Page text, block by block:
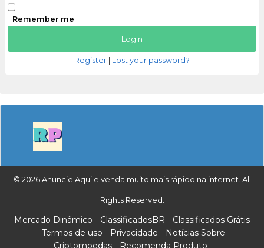
Remember me
Register Lost your password?
© 2026 Anuncie Aqui e venda muito mais rápido na internet. All
Rights Reserved.
Mercado Dinâmico ClassificadosBR
Classificados Grátis
Termos de uso
Privacidade
Notícias Sobre
Criptomoedas
Recomenda Produto